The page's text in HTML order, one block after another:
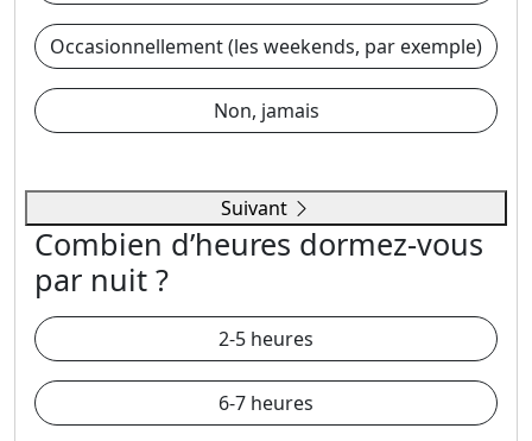
Occasionnellement (les weekends, par exemple)
Non, jamais
Suivant
Combien d’heures dormez-vous
par nuit ?
2-5 heures
6-7 heures